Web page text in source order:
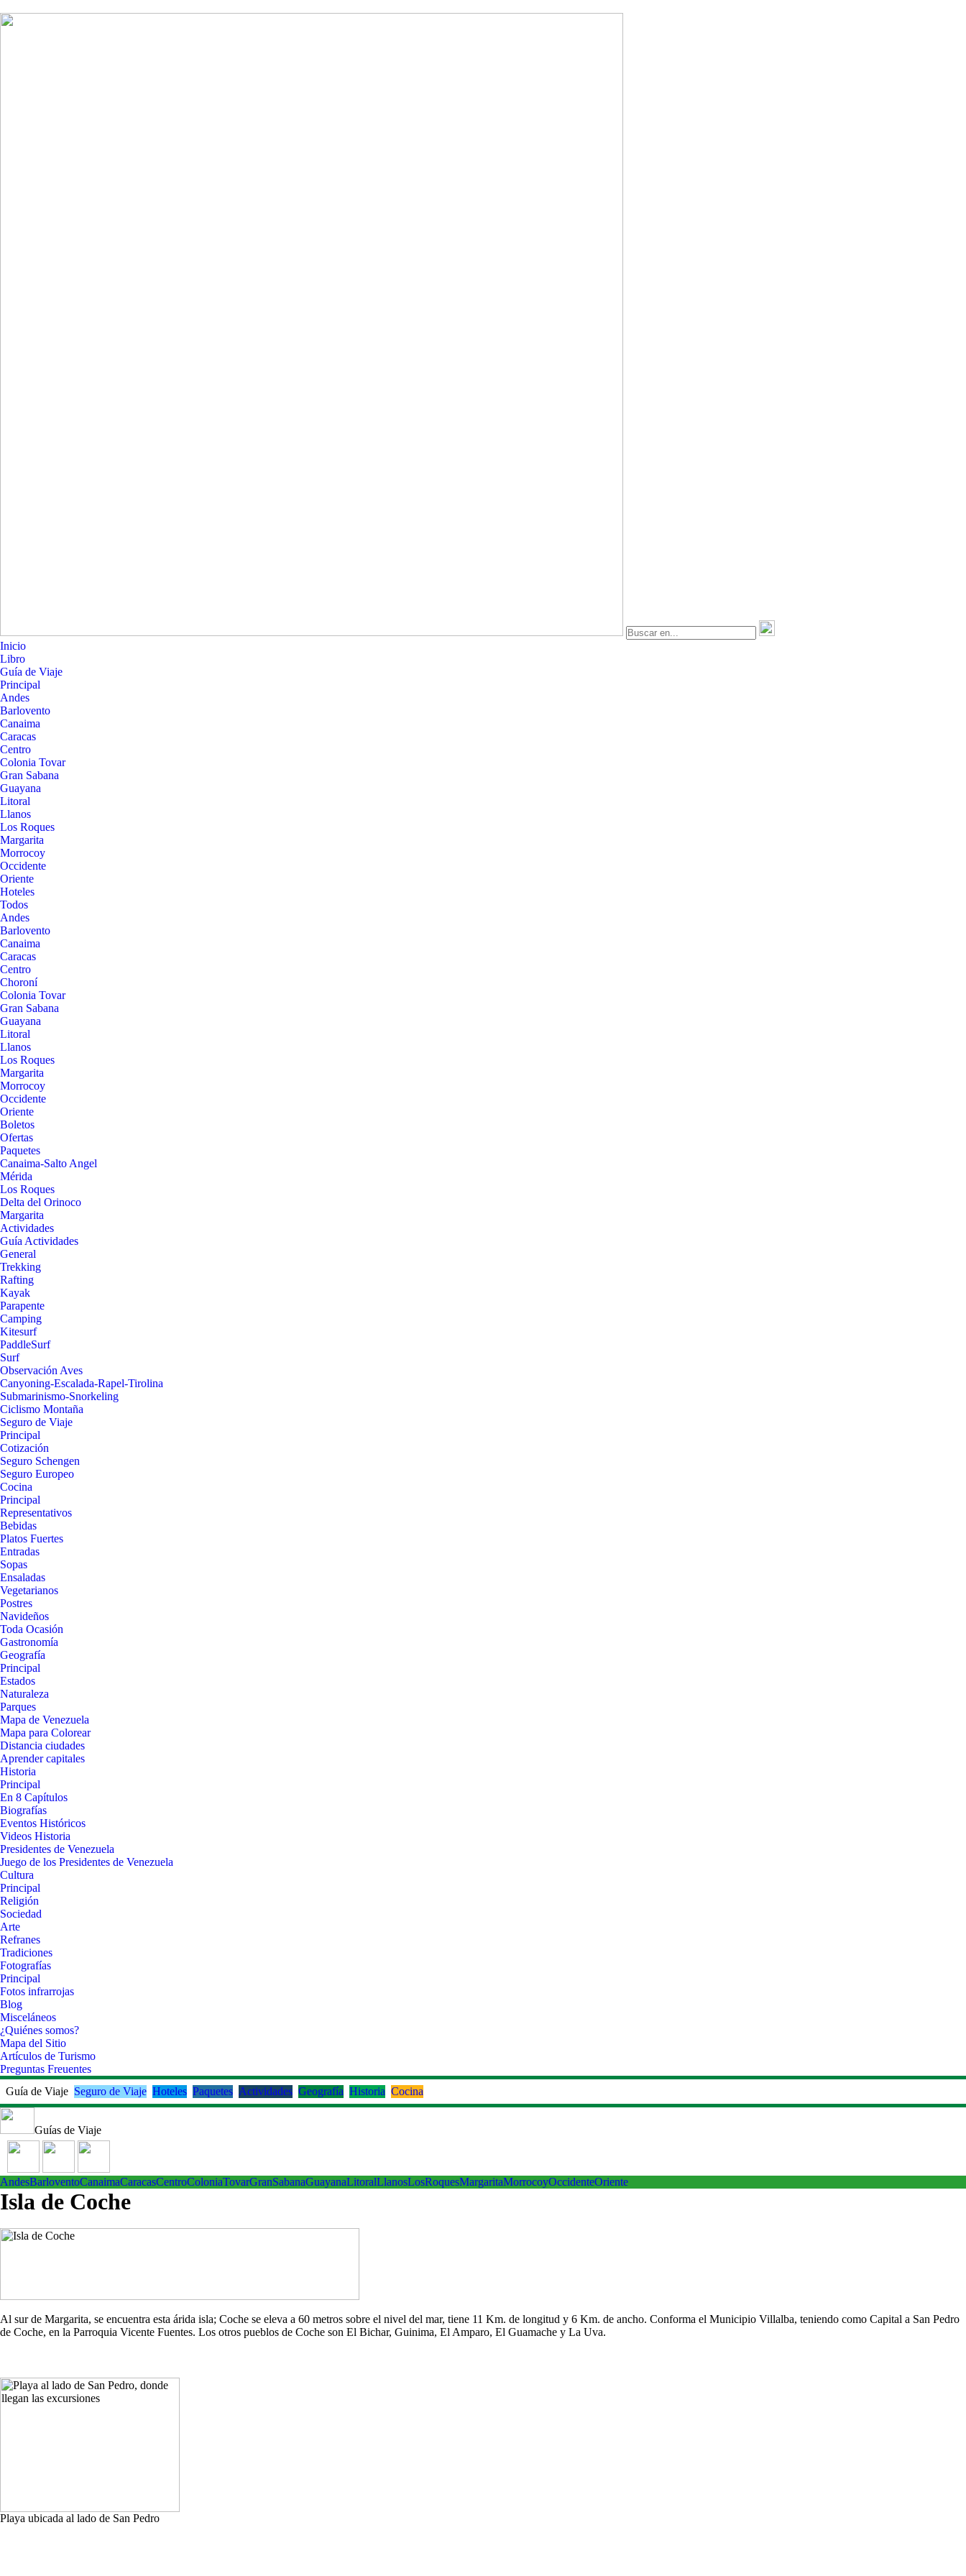
Inicio
Libro
Guía de Viaje
Principal
Andes
Barlovento
Canaima
Caracas
Centro
Colonia Tovar
Gran Sabana
Guayana
Litoral
Llanos
Los Roques
Margarita
Morrocoy
Occidente
Oriente
Hoteles
Todos
Andes
Barlovento
Canaima
Caracas
Centro
Choroní
Colonia Tovar
Gran Sabana
Guayana
Litoral
Llanos
Los Roques
Margarita
Morrocoy
Occidente
Oriente
Boletos
Ofertas
Paquetes
Canaima-Salto Angel
Mérida
Los Roques
Delta del Orinoco
Margarita
Actividades
Guía Actividades
General
Trekking
Rafting
Kayak
Parapente
Camping
Kitesurf
PaddleSurf
Surf
Observación Aves
Canyoning-Escalada-Rapel-Tirolina
Submarinismo-Snorkeling
Ciclismo Montaña
Seguro de Viaje
Principal
Cotización
Seguro Schengen
Seguro Europeo
Cocina
Principal
Representativos
Bebidas
Platos Fuertes
Entradas
Sopas
Ensaladas
Vegetarianos
Postres
Navideños
Toda Ocasión
Gastronomía
Geografía
Principal
Estados
Naturaleza
Parques
Mapa de Venezuela
Mapa para Colorear
Distancia ciudades
Aprender capitales
Historia
Principal
En 8 Capítulos
Biografías
Eventos Históricos
Videos Historia
Presidentes de Venezuela
Juego de los Presidentes de Venezuela
Cultura
Principal
Religión
Sociedad
Arte
Refranes
Tradiciones
Fotografías
Principal
Fotos infrarrojas
Blog
Misceláneos
¿Quiénes somos?
Mapa del Sitio
Artículos de Turismo
Preguntas Freuentes
Guía de Viaje Seguro de Viaje Hoteles Paquetes Actividades Geografía Historia Cocina
Guías de Viaje
AndesBarloventoCanaimaCaracasCentroColoniaTovarGranSabanaGuayanaLitoralLlanosLosRoquesMargaritaMorrocoyOccidenteOriente
Isla de Coche
Al sur de Margarita, se encuentra esta árida isla; Coche se eleva a 60 metros sobre el nivel del mar, tiene 11 Km. de longitud y 6 Km. de ancho. Conforma el Municipio Villalba, teniendo como Capital a San Pedro
de Coche, en la Parroquia Vicente Fuentes. Los otros pueblos de Coche son El Bichar, Guinima, El Amparo, El Guamache y La Uva.
Playa ubicada al lado de San Pedro